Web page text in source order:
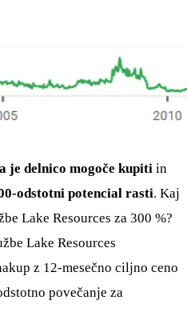
je delnico mogoče kupiti in
odstotni potencial rasti. Kaj
Lake Resources za 300 %?
Lake Resources
z 12-mesečno ciljno ceno
povečanje za